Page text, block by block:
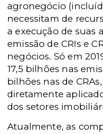
agronegócio
necessitam de
a execução de suas
emissão de CRIs e
negócios. Só em
17,5 bilhões nas
bilhões nas de
diretamente
dos setores
Atualmente, as